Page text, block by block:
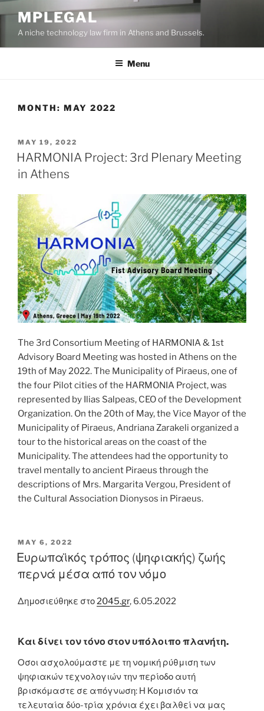
content
MPLEGAL
A niche technology law firm in Athens and Brussels.
Menu
MONTH: MAY 2022
POSTED
ON
MAY 19, 2022
HARMONIA Project: 3rd Plenary Meeting
in Athens
The 3rd Consortium Meeting of HARMONIA & 1st
Advisory Board Meeting was hosted in Athens on the
19th of May 2022. The Municipality of Piraeus, one of
the four Pilot cities of the HARMONIA Project, was
represented by Ilias Salpeas, CEO of the Development
Organization. On the 20th of May, the Vice Mayor of the
Municipality of Piraeus, Andriana Zarakeli organized a
tour to the historical areas on the coast of the
Municipality. The attendees had the opportunity to
travel mentally to ancient Piraeus through the
descriptions of Mrs. Margarita Vergou, President of
the Cultural Association Dionysos in Piraeus.
POSTED
ON
MAY 6, 2022
Ευρωπαϊκός τρόπος (ψηφιακής) ζωής
περνά μέσα από τον νόμο
Δημοσιεύθηκε στο 2045.gr, 6.05.2022
Και δίνει τον τόνο στον υπόλοιπο πλανήτη.
Οσοι ασχολούμαστε με τη νομική ρύθμιση των
ψηφιακών τεχνολογιών την περίοδο αυτή
βρισκόμαστε σε απόγνωση: Η Κομισιόν τα
τελευταία δύο-τρία χρόνια έχει βαλθεί να μας